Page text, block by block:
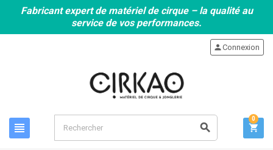
Fabricant expert de matériel de cirque – la qualité au
service de vos performances.
view_headline search
personConnexion
shopping_cart
0